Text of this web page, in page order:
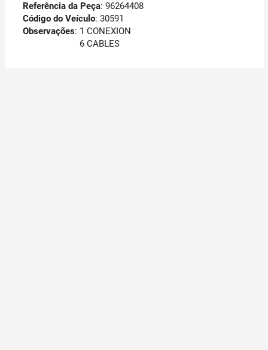
Referência da Peça: 96264408
Código do Veículo: 30591
Observações: 1 CONEXION
6 CABLES